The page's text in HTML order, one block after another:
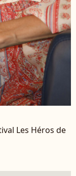
Les Héros de